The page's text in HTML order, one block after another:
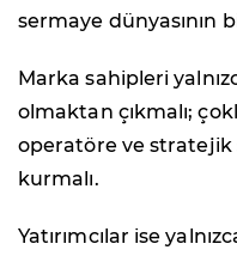
sermaye dünyasının
Marka sahipleri
olmaktan çıkmalı;
operatöre ve stratejik
kurmalı.
Yatırımcılar ise